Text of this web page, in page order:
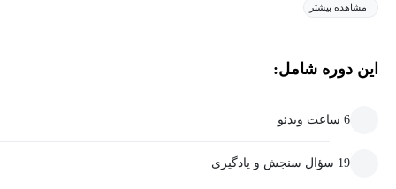
مشاهده بیشتر
این دوره شامل:
6 ساعت ویدئو
19 سؤال سنجش و یادگیری